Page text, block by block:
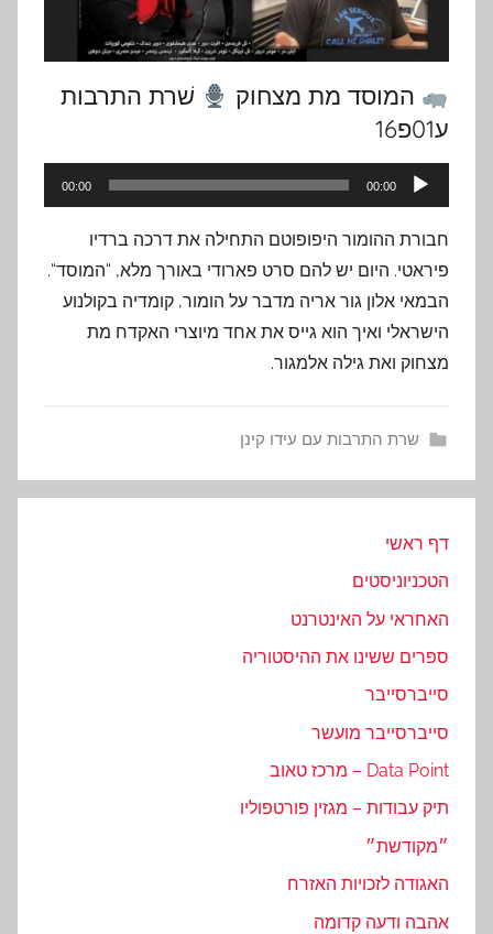
המוסד מת מצחוק
שׁרת התרבות
ע01פ16
אודיו
00:00
00:00
חבורת ההומור היפופוטם התחילה את דרכה ברדיו
פיראטי. היום יש להם סרט פארודי באורך מלא, “המוסד“.
הבמאי אלון גור אריה מדבר על הומור, קומדיה בקולנוע
הישראלי ואיך הוא גייס את אחד מיוצרי האקדח מת
מצחוק ואת גילה אלמגור.
שרת התרבות עם עידו קינן
דף ראשי
הטכניוניסטים
האחראי על האינטרנט
ספרים ששינו את ההיסטוריה
סייברסייבר
סייברסייבר מועשר
Data Point – מרכז טאוב
תיק עבודות – מגזין פורטפוליו
״מקודשת״
האגודה לזכויות האזרח
אהבה ודעה קדומה